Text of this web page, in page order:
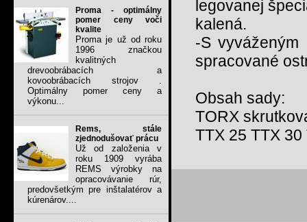
Proma - optimálny
pomer ceny voči
kvalite
Proma je už od roku
1996 značkou
kvalitných
drevoobrábacích a
kovoobrábacích strojov .
Optimálny pomer ceny a
výkonu...
Rems, stále
zjednodušovať prácu
Už od založenia v
roku 1909 vyrába
REMS výrobky na
opracovávanie rúr,
predovšetkým pre inštalatérov a
kúrenárov....
legovanej
kalená.
-S
spracované
Obsah sady:
TORX
TTX 25 TTX 30